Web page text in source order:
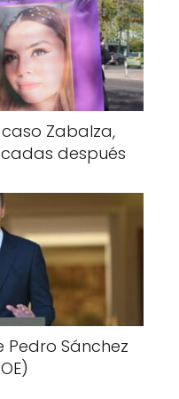
Zabalza,
después
Pedro Sánchez